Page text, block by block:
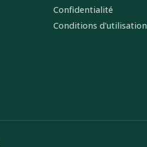
Confidentialité
Conditions d'utilisation